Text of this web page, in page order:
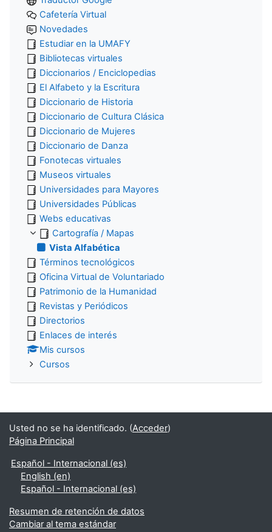
Cafetería Virtual
Novedades
Estudiar en la UMAFY
Bibliotecas virtuales
Diccionarios / Enciclopedias
El Alfabeto y la Escritura
Diccionario de Historia
Diccionario de Cultura Clásica
Diccionario de Mujeres
Diccionario de Danza
Fonotecas virtuales
Museos virtuales
Universidades para Mayores
Universidades Públicas
Webs educativas
Cartografía / Mapas
Vista Alfabética
Términos tecnológicos
Oficina Virtual de Voluntariado
Patrimonio de la Humanidad
Revistas y Periódicos
Directorios
Enlaces de interés
Mis cursos
Cursos
Usted no se ha identificado. (Acceder)
Página Principal
Español - Internacional ‎(es)‎
English ‎(en)‎
Español - Internacional ‎(es)‎
Resumen de retención de datos
Cambiar al tema estándar